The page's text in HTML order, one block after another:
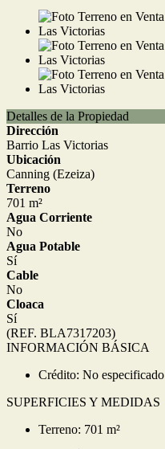
Detalles de la Propiedad
Dirección
Barrio Las Victorias
Ubicación
Canning (Ezeiza)
Terreno
701 m²
Agua Corriente
No
Agua Potable
Sí
Cable
No
Cloaca
Sí
(REF. BLA7317203)
INFORMACIÓN BÁSICA
Crédito: No especificado
SUPERFICIES Y MEDIDAS
Terreno: 701 m²